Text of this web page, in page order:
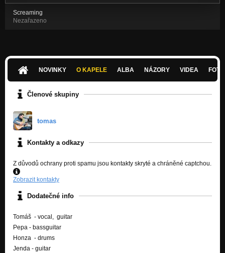
Screaming
Nezařazeno
NOVINKY O KAPELE ALBA NÁZORY VIDEA
Členové skupiny
tomas
Kontakty a odkazy
Z důvodů ochrany proti spamu jsou kontakty skryté a chráněné captchou.
Zobrazit kontakty
Dodatečné info
Tomáš - vocal, guitar
Pepa - bassguitar
Honza - drums
Jenda - guitar